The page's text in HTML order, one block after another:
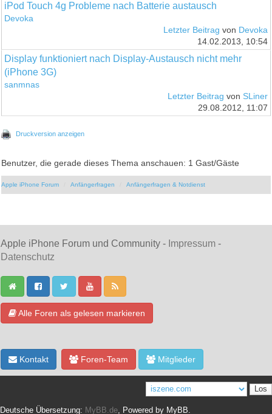
iPod Touch 4g Probleme nach Batterie austausch
Devoka
Letzter Beitrag von Devoka
14.02.2013, 10:54
Display funktioniert nach Display-Austausch nicht mehr
(iPhone 3G)
sanmnas
Letzter Beitrag von SLiner
29.08.2012, 11:07
Druckversion anzeigen
Benutzer, die gerade dieses Thema anschauen: 1 Gast/Gäste
Apple iPhone Forum Anfängerfragen Anfängerfragen & Notdienst
Apple iPhone Forum und Community - Impressum -
Datenschutz
Alle Foren als gelesen markieren
Kontakt Foren-Team Mitglieder
Deutsche Übersetzung: MyBB.de, Powered by MyBB.